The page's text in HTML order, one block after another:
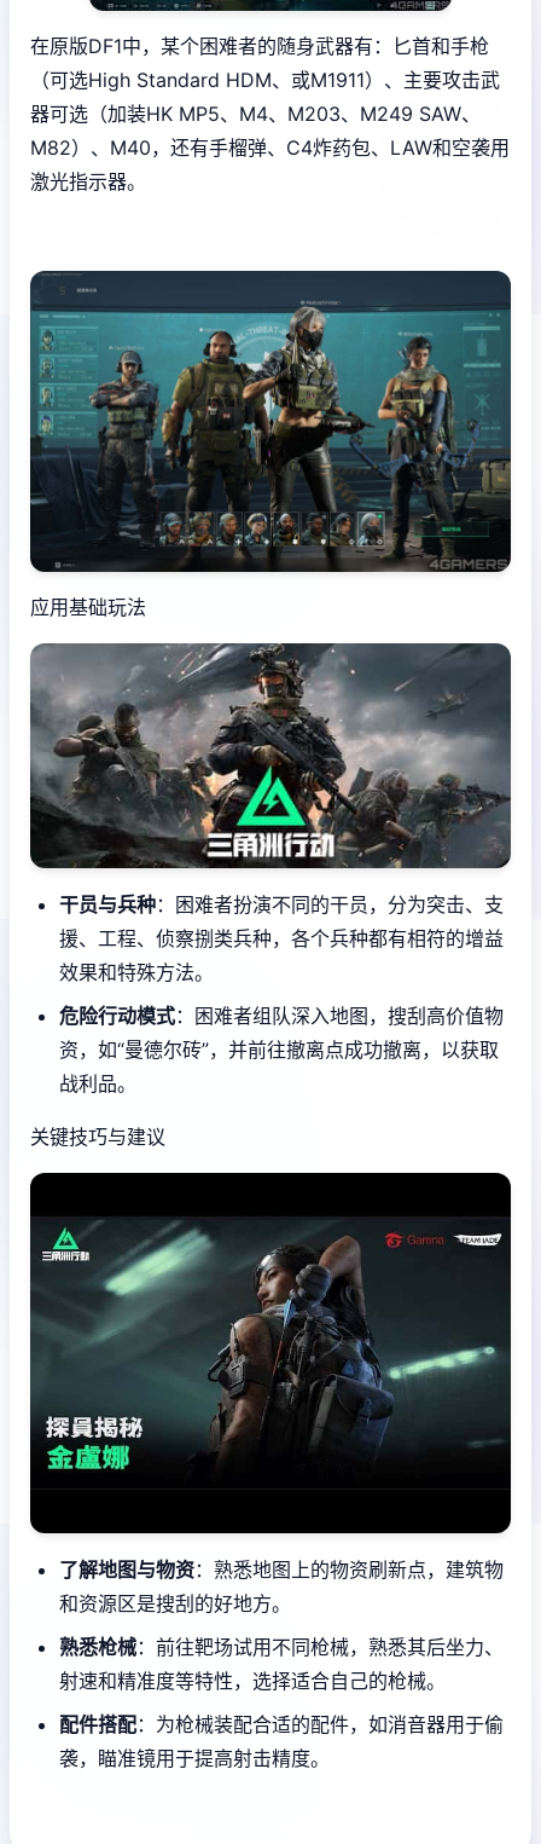
在原版DF1中，某个困难者的随身武器有：匕首和手枪
（可选High Standard HDM、或M1911）、主要攻击武
器可选（加装HK MP5、M4、M203、M249 SAW、
M82）、M40，还有手榴弹、C4炸药包、LAW和空袭用
激光指示器。
应用基础玩法
干员与兵种：困难者扮演不同的干员，分为突击、支
援、工程、侦察捌类兵种，各个兵种都有相符的增益
效果和特殊方法。
危险行动模式：困难者组队深入地图，搜刮高价值物
资，如“曼德尔砖”，并前往撤离点成功撤离，以获取
战利品。
关键技巧与建议
了解地图与物资：熟悉地图上的物资刷新点，建筑物
和资源区是搜刮的好地方。
熟悉枪械：前往靶场试用不同枪械，熟悉其后坐力、
射速和精准度等特性，选择适合自己的枪械。
配件搭配：为枪械装配合适的配件，如消音器用于偷
袭，瞄准镜用于提高射击精度。